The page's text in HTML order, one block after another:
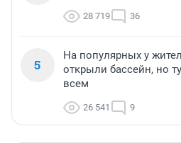
28 719 36
5
На популярных у
открыли бассейн, но
всем
26 541 9